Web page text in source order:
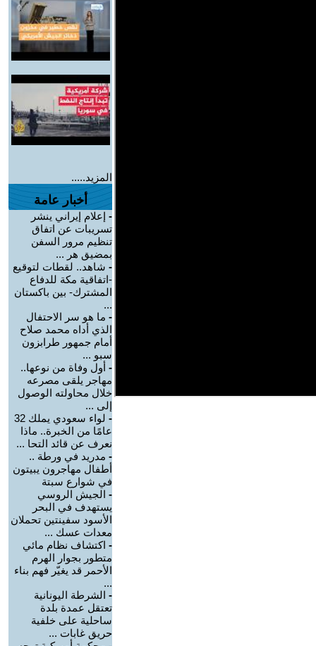
المزيد.....
أخبار عامة
- إعلام إيراني ينشر
تسريبات عن اتفاق
تنظيم مرور السفن
بمضيق هر ...
- شاهد.. لقطات لتوقيع
-اتفاقية مكة للدفاع
المشترك- بين باكستان
...
- ما هو سر الاحتفال
الذي أداه محمد صلاح
أمام جمهور طرابزون
سبو ...
- أول وفاة من نوعها..
مهاجر يلقى مصرعه
خلال محاولته الوصول
إلى ...
-
لواء سعودي يملك 32
عامًا من الخبرة.. ماذا
نعرف عن قائد التحا ...
- مدريد في ورطة ..
أطفال مهاجرون يبيتون
في شوارع سبتة
- الجيش الروسي
يستهدف في البحر
الأسود سفينتين تحملان
معدات عسك ...
- اكتشاف نظام مائي
متطور بجوار الهرم
الأحمر قد يغيّر فهم بناء
...
- الشرطة اليونانية
تعتقل عمدة بلدة
ساحلية على خلفية
حريق غابات ...